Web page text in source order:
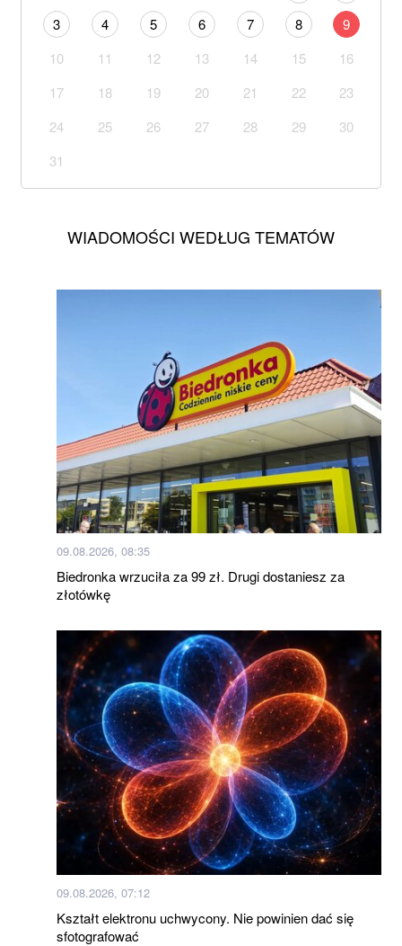
3
4 5 6 7 8
9
10
11 12 13 14 15
16
17
18 19 20 21 22
23
24
25 26 27 28 29
30
31
WIADOMOŚCI WEDŁUG TEMATÓW
09.08.2026, 08:35
Biedronka wrzuciła za 99 zł. Drugi dostaniesz za
złotówkę
09.08.2026, 07:12
Kształt elektronu uchwycony. Nie powinien dać się
sfotografować